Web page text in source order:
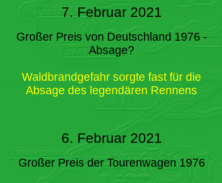
7. Februar 2021
Großer Preis von Deutschland 1976 -
Absage?
Waldbrandgefahr sorgte fast für die
Absage des legendären Rennens
6. Februar 2021
Großer Preis der Tourenwagen 1976